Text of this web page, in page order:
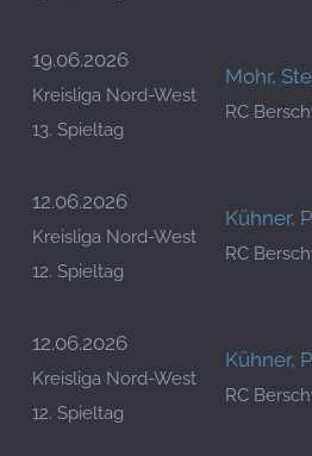
19.06.2026
Kreisliga Nord-West
13. Spieltag
Mohr,
RC
12.06.2026
Kreisliga Nord-West
12. Spieltag
Kühner,
RC
12.06.2026
Kreisliga Nord-West
12. Spieltag
Kühner,
RC